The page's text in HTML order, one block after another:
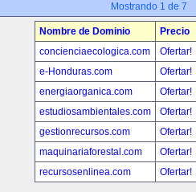
Mostrando 1 de 7
Nombre de Dominio
Precio
concienciaecologica.com
Ofertar!
e-Honduras.com
Ofertar!
energiaorganica.com
Ofertar!
estudiosambientales.com
Ofertar!
gestionrecursos.com
Ofertar!
maquinariaforestal.com
Ofertar!
recursosenlinea.com
Ofertar!